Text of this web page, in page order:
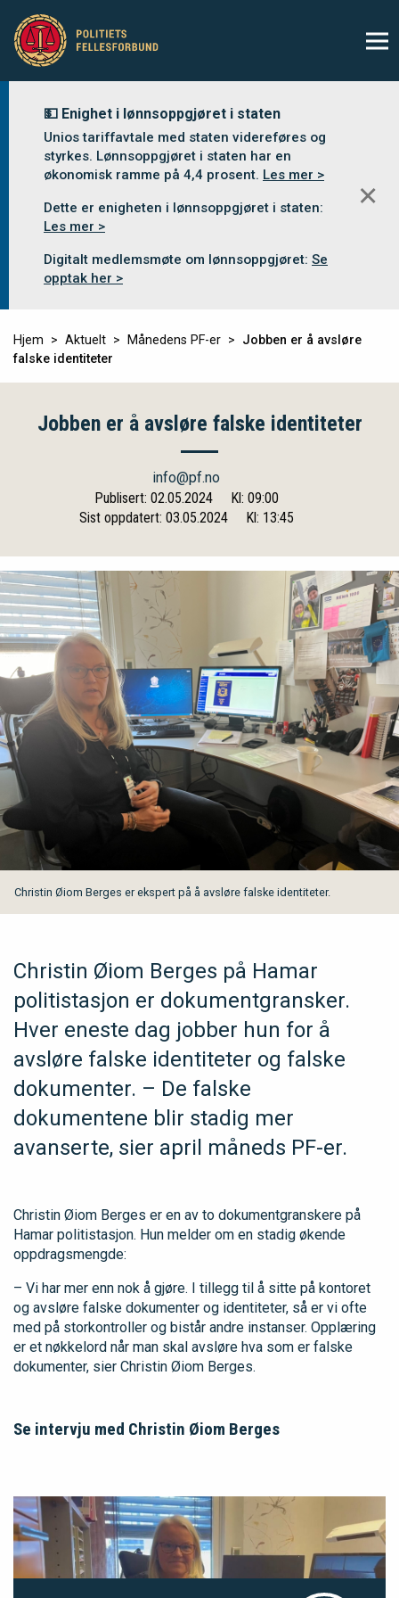
💵 Enighet i lønnsoppgjøret i staten
Unios tariffavtale med staten videreføres og
styrkes. Lønnsoppgjøret i staten har en
økonomisk ramme på 4,4 prosent. Les mer >
Dette er enigheten i lønnsoppgjøret i staten:
Les mer >
Digitalt medlemsmøte om lønnsoppgjøret: Se
opptak her >
✕
Hjem Aktuelt Månedens PF-er
Jobben er å avsløre
falske identiteter
Jobben er å avsløre falske identiteter
info@pf.no
Publisert: 02.05.2024
Kl: 09:00
Sist oppdatert: 03.05.2024
Kl: 13:45
Christin Øiom Berges er ekspert på å avsløre falske identiteter.
Christin Øiom Berges på Hamar
politistasjon er dokumentgransker.
Hver eneste dag jobber hun for å
avsløre falske identiteter og falske
dokumenter. – De falske
dokumentene blir stadig mer
avanserte, sier april måneds PF-er.
Christin Øiom Berges er en av to dokumentgranskere på
Hamar politistasjon. Hun melder om en stadig økende
oppdragsmengde:
– Vi har mer enn nok å gjøre. I tillegg til å sitte på kontoret
og avsløre falske dokumenter og identiteter, så er vi ofte
med på storkontroller og bistår andre instanser. Opplæring
er et nøkkelord når man skal avsløre hva som er falske
dokumenter, sier Christin Øiom Berges.
Se intervju med Christin Øiom Berges